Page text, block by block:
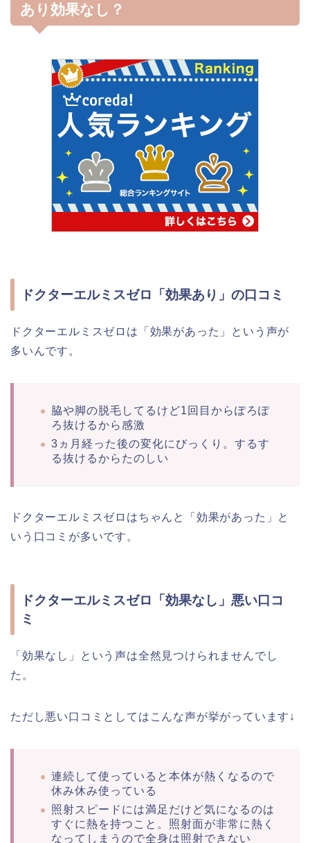
あり効果なし？
ドクターエルミスゼロ「効果あり」の口コミ
ドクターエルミスゼロは「効果があった」という声が
多いんです。
脇や脚の脱毛してるけど1回目からぽろぽ
ろ抜けるから感激
3ヵ月経った後の変化にびっくり。するす
る抜けるからたのしい
ドクターエルミスゼロはちゃんと「効果があった」と
いう口コミが多いです。
ドクターエルミスゼロ「効果なし」悪い口コ
ミ
「効果なし」という声は全然見つけられませんでし
た。
ただし悪い口コミとしてはこんな声が挙がっています↓
連続して使っていると本体が熱くなるので
休み休み使っている
照射スピードには満足だけど気になるのは
すぐに熱を持つこと。照射面が非常に熱く
なってしまうので全身は照射できない